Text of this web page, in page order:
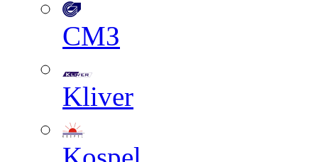
СМЗ
Kliver